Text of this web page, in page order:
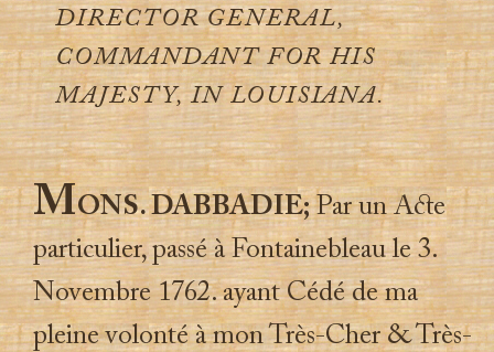
DIRECTOR GENERAL,
COMMANDANT FOR HIS
MAJESTY, IN LOUISIANA.
MONS. DABBADIE;Par un Acte
particulier, passé à Fontainebleau le 3.
Novembre 1762. ayant Cédé de ma
pleine volonté à mon Très-Cher & Très-